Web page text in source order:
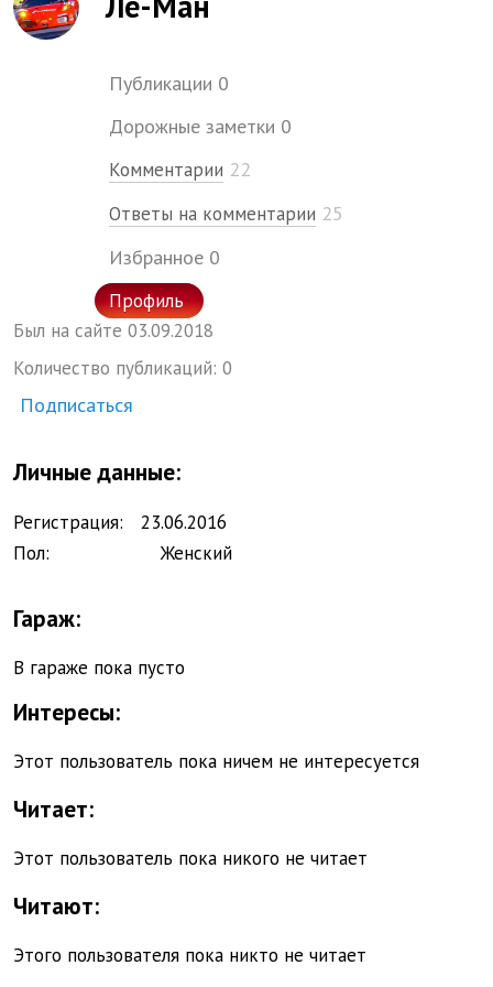
Публикации 0
Дорожные заметки 0
Комментарии 22
Ответы на комментарии 25
Избранное 0
Профиль
Был на сайте 03.09.2018
Количество публикаций: 0
Подписаться
Личные данные:
Регистрация: 23.06.2016
Пол:
Женский
Гараж:
В гараже пока пусто
Интересы:
Этот пользователь пока ничем не интересуется
Читает:
Этот пользователь пока никого не читает
Читают:
Этого пользователя пока никто не читает